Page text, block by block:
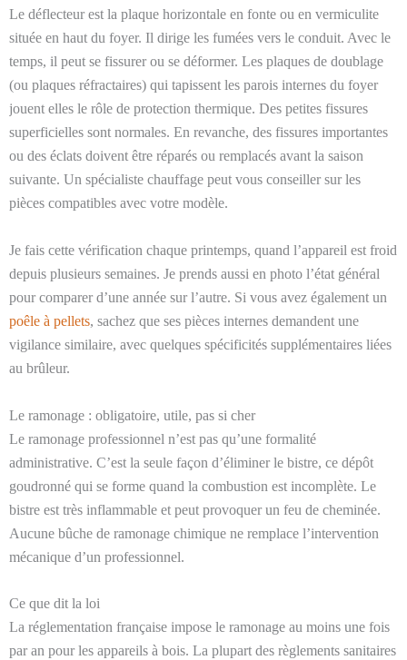
Le déflecteur est la plaque horizontale en fonte ou en vermiculite
située en haut du foyer. Il dirige les fumées vers le conduit. Avec le
temps, il peut se fissurer ou se déformer. Les plaques de doublage
(ou plaques réfractaires) qui tapissent les parois internes du foyer
jouent elles le rôle de protection thermique. Des petites fissures
superficielles sont normales. En revanche, des fissures importantes
ou des éclats doivent être réparés ou remplacés avant la saison
suivante. Un spécialiste chauffage peut vous conseiller sur les
pièces compatibles avec votre modèle.
Je fais cette vérification chaque printemps, quand l’appareil est froid
depuis plusieurs semaines. Je prends aussi en photo l’état général
pour comparer d’une année sur l’autre. Si vous avez également un
poêle à pellets, sachez que ses pièces internes demandent une
vigilance similaire, avec quelques spécificités supplémentaires liées
au brûleur.
Le ramonage : obligatoire, utile, pas si cher
Le ramonage professionnel n’est pas qu’une formalité
administrative. C’est la seule façon d’éliminer le bistre, ce dépôt
goudronné qui se forme quand la combustion est incomplète. Le
bistre est très inflammable et peut provoquer un feu de cheminée.
Aucune bûche de ramonage chimique ne remplace l’intervention
mécanique d’un professionnel.
Ce que dit la loi
La réglementation française impose le ramonage au moins une fois
par an pour les appareils à bois. La plupart des règlements sanitaires